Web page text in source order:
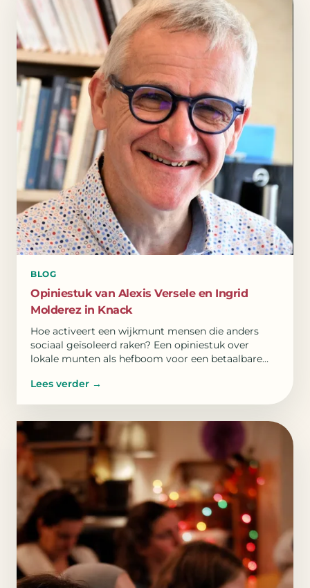
BLOG
Opiniestuk van Alexis Versele en Ingrid
Molderez in Knack
Hoe activeert een wijkmunt mensen die anders
sociaal geïsoleerd raken? Een opiniestuk over
lokale munten als hefboom voor een betaalbare
Lees verder →